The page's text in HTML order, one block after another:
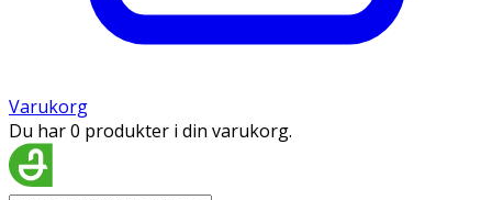
Varukorg
Du har 0 produkter i din varukorg.